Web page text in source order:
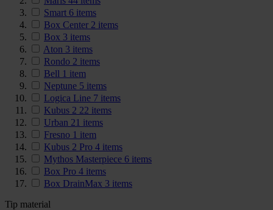
Smart 6 items
Box Center 2 items
Box 3 items
Aton 3 items
Rondo 2 items
Bell 1 item
Neptune 5 items
Logica Line 7 items
Kubus 2 22 items
Urban 21 items
Fresno 1 item
Kubus 2 Pro 4 items
Mythos Masterpiece 6 items
Box Pro 4 items
Box DrainMax 3 items
Tip material